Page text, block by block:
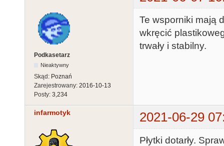
Podkasetarz
Nieaktywny
Skąd: Poznań
Zarejestrowany: 2016-10-13
Posty: 3,234
Te wsporniki mają
wkręcić
trwały i stabilny.
infarmotyk 2021-06-29
Płytki dotarły.